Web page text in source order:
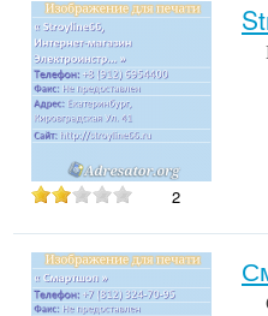
2